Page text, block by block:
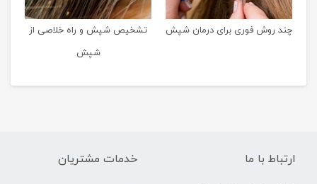
چند روش فوری برای درمان شپش
تشخیص شپش و راه خلاصی از
شپش
ارتباط با ما خدمات مشتریان